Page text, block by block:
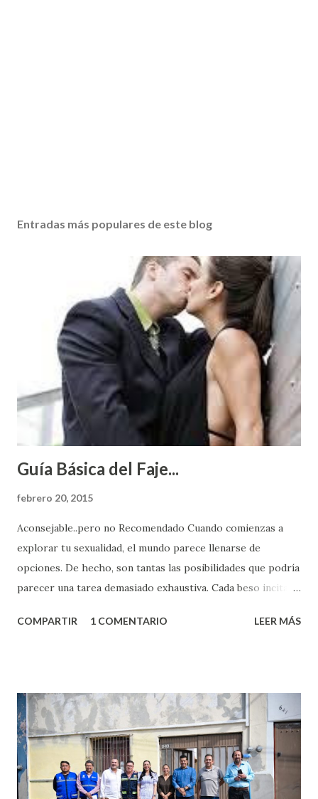
Entradas más populares de este blog
Guía Básica del Faje...
febrero 20, 2015
Aconsejable..pero no Recomendado Cuando comienzas a
explorar tu sexualidad, el mundo parece llenarse de
opciones. De hecho, son tantas las posibilidades que podría
parecer una tarea demasiado exhaustiva. Cada beso incita
partes de ti que jamás hubieras imaginado. El problema es
conoces ni la mitad de lo que deberías saber. Pero incluso
quienes ya han tenido relaciones sexuales no son expertos
o expertas en el tema. Siempre hay algo nuevo que
aprender y nuevas experiencias que conocer. Si eres una
chica y aún no has tenido relaciones sexuales, tal vez
COMPARTIR 1 COMENTARIO LEER MÁS